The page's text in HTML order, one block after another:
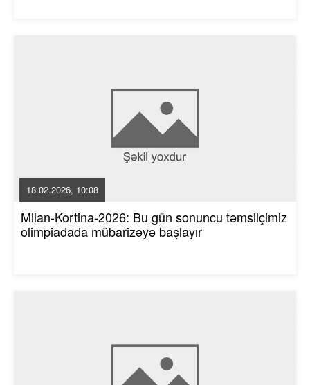
18.02.2026, 10:08
Milan-Kortina-2026: Bu gün sonuncu təmsilçimiz
olimpiadada mübarizəyə başlayır